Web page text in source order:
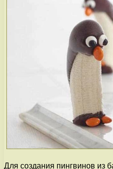
Для создания пингвинов из